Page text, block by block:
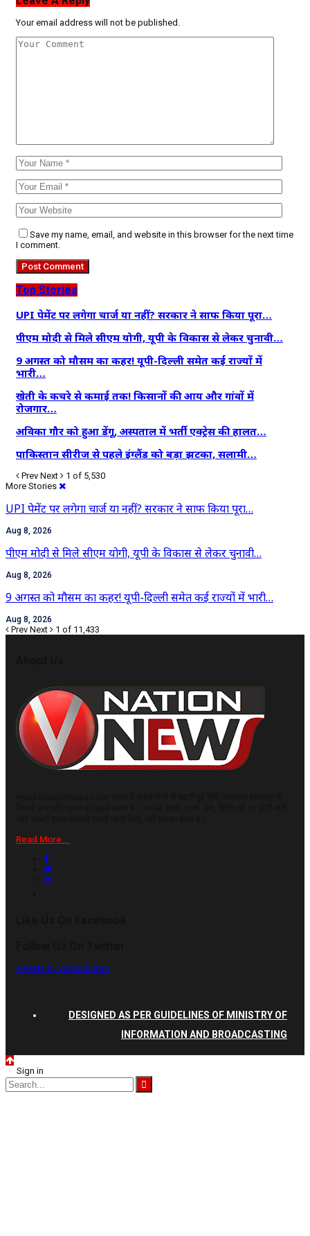
Your email address will not be published.
Save my name, email, and website in this browser for the next time
I comment.
Top Stories
UPI पेमेंट पर लगेगा चार्ज या नहीं? सरकार ने साफ किया पूरा…
पीएम मोदी से मिले सीएम योगी, यूपी के विकास से लेकर चुनावी…
9 अगस्त को मौसम का कहर! यूपी-दिल्ली समेत कई राज्यों में
भारी…
खेती के कचरे से कमाई तक! किसानों की आय और गांवों में
रोजगार…
अविका गौर को हुआ डेंगू, अस्पताल में भर्ती एक्ट्रेस की हालत…
पाकिस्तान सीरीज से पहले इंग्लैंड को बड़ा झटका, सलामी…
Prev Next
1 of 5,530
More Stories
UPI पेमेंट पर लगेगा चार्ज या नहीं? सरकार ने साफ किया पूरा…
Aug 8, 2026
पीएम मोदी से मिले सीएम योगी, यूपी के विकास से लेकर चुनावी…
Aug 8, 2026
9 अगस्त को मौसम का कहर! यूपी-दिल्ली समेत कई राज्यों में भारी…
Aug 8, 2026
Prev Next 1 of 11,433
Read More...
Tweets by vnationnews
DESIGNED AS PER GUIDELINES OF MINISTRY OF
INFORMATION AND BROADCASTING
Sign in